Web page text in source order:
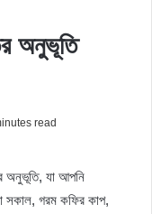
অনুভূতি
read
অনুভূতি, যা আপনি
সকাল, গরম কফির কাপ,